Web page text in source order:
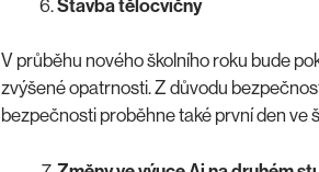
Stavba tělocvičny
V průběhu nového školního roku bude
zvýšené opatrnosti. Z důvodu
bezpečnosti proběhne také první den ve